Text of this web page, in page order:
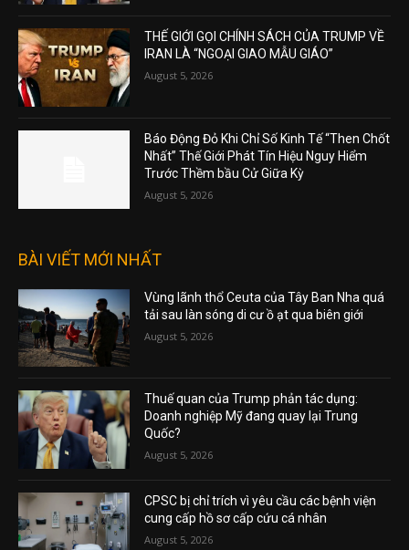
THẾ GIỚI GỌI CHÍNH SÁCH CỦA TRUMP VỀ
IRAN LÀ “NGOẠI GIAO MẪU GIÁO”
August 5, 2026
Báo Động Đỏ Khi Chỉ Số Kinh Tế “Then Chốt
Nhất” Thế Giới Phát Tín Hiệu Nguy Hiểm
Trước Thềm bầu Cử Giữa Kỳ
August 5, 2026
BÀI VIẾT MỚI NHẤT
Vùng lãnh thổ Ceuta của Tây Ban Nha quá
tải sau làn sóng di cư ồ ạt qua biên giới
August 5, 2026
Thuế quan của Trump phản tác dụng:
Doanh nghiệp Mỹ đang quay lại Trung
Quốc?
August 5, 2026
CPSC bị chỉ trích vì yêu cầu các bệnh viện
cung cấp hồ sơ cấp cứu cá nhân
August 5, 2026